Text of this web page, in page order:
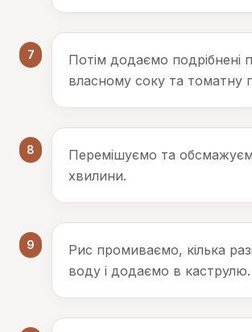
7
Потім додаємо подрібнені
власному соку та томатну
8
Перемішуємо та
хвилини.
9
Рис промиваємо, кілька
воду і додаємо в каструлю.